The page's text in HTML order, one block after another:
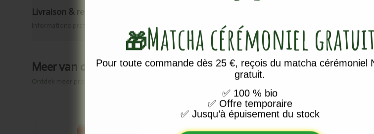
Livraison & retour
Meer van dit merk
Ontdek meer producten van
Vous ne voulez rien manquer de l'actualité de Bioshop
newsletter, restez informé des promotions, des offres
des nouveautés du
S'INSCRIRE
🎁Matcha cérémoniel gratuit
Pour toute commande dès 25 €, reçois du matcha cérémoniel
gratuit.
✅ 100 % bio
✅Offre temporaire
✅Jusqu’à épuisement du stock